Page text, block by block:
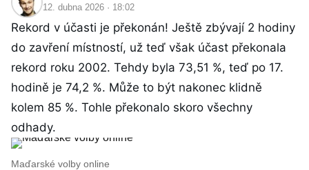
12. dubna 2026 · 18:02
Rekord v účasti je překonán! Ještě zbývají 2 hodiny
do zavření místností, už teď však účast překonala
rekord roku 2002. Tehdy byla 73,51 %, teď po 17.
hodině je 74,2 %. Může to být nakonec klidně
kolem 85 %. Tohle překonalo skoro všechny
odhady.
Maďarské volby online